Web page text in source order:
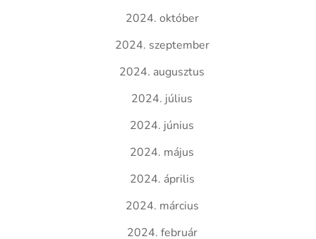
2024. október
2024. szeptember
2024. augusztus
2024. július
2024. június
2024. május
2024. április
2024. március
2024. február